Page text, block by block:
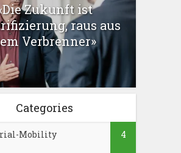
Zukunft ist
raus aus
Verbrenner»
Categories
Mobility 4